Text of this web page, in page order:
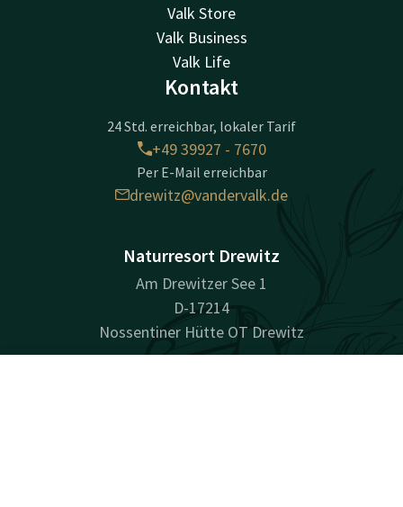
Valk Store
Valk Business
Valk Life
Kontakt
24 Std. erreichbar, lokaler Tarif
+49 39927 - 7670
Per E-Mail erreichbar
drewitz@vandervalk.de
Naturresort Drewitz
Am Drewitzer See 1
D-17214
Nossentiner Hütte OT Drewitz